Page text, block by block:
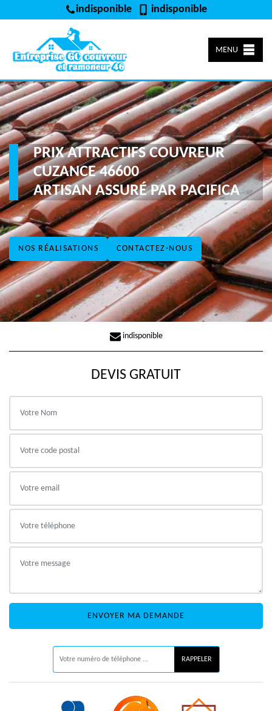
indisponible indisponible
MENU
NOS RÉALISATIONS CONTACTEZ-NOUS
PRIX ATTRACTIFS COUVREUR
CUZANCE 46600
ARTISAN ASSURÉ PAR PACIFICA
indisponible
DEVIS GRATUIT